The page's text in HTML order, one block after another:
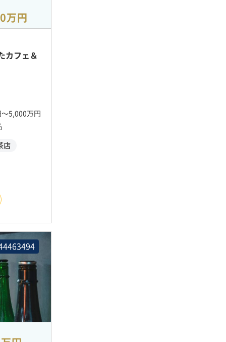
万円
カフェ＆
5,000万円
店